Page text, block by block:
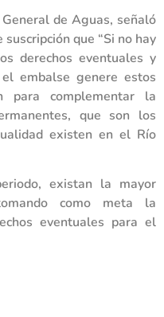
de Aguas, señaló
que “Si no hay
derechos eventuales y
embalse genere estos
para complementar la
que son los
existen en el Río
existan la mayor
como meta la
eventuales para el